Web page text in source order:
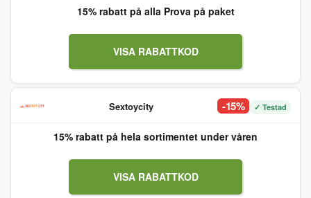
15% rabatt på alla Prova på paket
VISA RABATTKOD
Sextoycity -15% ✓ Testad
15% rabatt på hela sortimentet under våren
VISA RABATTKOD